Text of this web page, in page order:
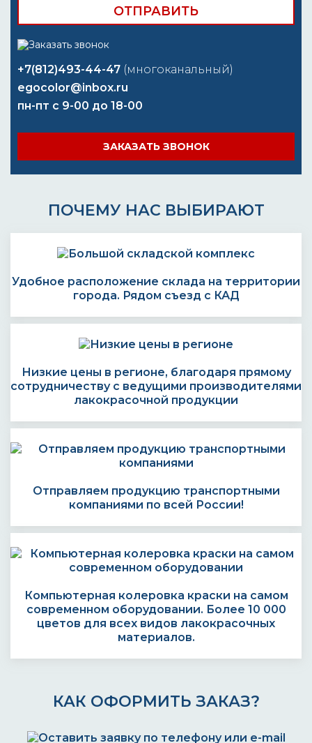
+7(812)493-44-47 (многоканальный)
egocolor@inbox.ru
пн-пт с 9-00 до 18-00
ЗАКАЗАТЬ ЗВОНОК
ПОЧЕМУ НАС ВЫБИРАЮТ
Удобное расположение склада на территории
города. Рядом съезд с КАД
Низкие цены в регионе, благодаря прямому
сотрудничеству с ведущими производителями
лакокрасочной продукции
Отправляем продукцию транспортными
компаниями по всей России!
Компьютерная колеровка краски на самом
современном оборудовании. Более 10 000
цветов для всех видов лакокрасочных
материалов.
КАК ОФОРМИТЬ ЗАКАЗ?